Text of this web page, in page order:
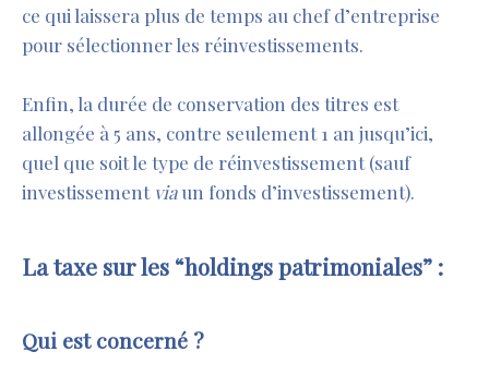
ce qui laissera plus de temps au chef d’entreprise
pour sélectionner les réinvestissements.
Enfin, la durée de conservation des titres est
allongée à 5 ans, contre seulement 1 an jusqu’ici,
quel que soit le type de réinvestissement (sauf
investissement viaun fonds d’investissement).
La taxe sur les “holdings patrimoniales” :
Qui est concerné ?